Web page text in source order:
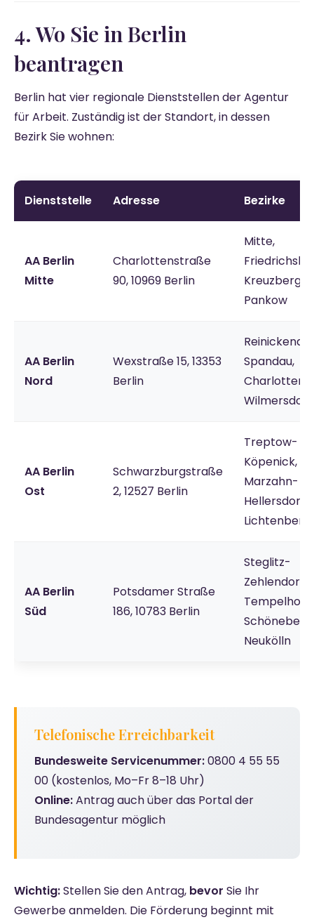
4. Wo Sie in Berlin
beantragen
Berlin hat vier regionale Dienststellen der Agentur
für Arbeit. Zuständig ist der Standort, in dessen
Bezirk Sie wohnen:
Dienststelle Adresse Bezirke
AA Berlin
Mitte
Charlottenstraße
90, 10969 Berlin
Mitte,
Kreuzberg,
Pankow
AA Berlin
Nord
Wexstraße 15, 13353
Berlin
Spandau,
Wilmersdorf
AA Berlin
Ost
Schwarzburgstraße
2, 12527 Berlin
Treptow-
Köpenick,
Marzahn-
Hellersdorf,
Lichtenberg
AA Berlin
Süd
Potsdamer Straße
186, 10783 Berlin
Steglitz-
Zehlendorf,
Tempelhof-
Schöneberg,
Neukölln
Telefonische Erreichbarkeit
Bundesweite Servicenummer:0800 4 55 55
00 (kostenlos, Mo–Fr 8–18 Uhr)
Online:Antrag auch über das Portal der
Bundesagentur möglich
Wichtig:Stellen Sie den Antrag, bevor Sie Ihr
Gewerbe anmelden. Die Förderung beginnt mit